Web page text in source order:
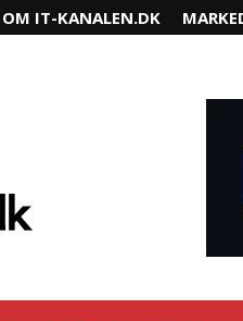
OM IT-KANALEN.DK